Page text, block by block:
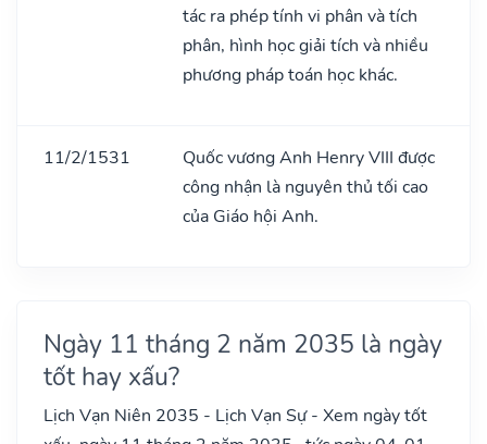
tác ra phép tính vi phân và tích
phân, hình học giải tích và nhiều
phương pháp toán học khác.
11/2/1531
Quốc vương Anh Henry VIII được
công nhận là nguyên thủ tối cao
của Giáo hội Anh.
Ngày 11 tháng 2 năm 2035 là ngày
tốt hay xấu?
Lịch Vạn Niên 2035 - Lịch Vạn Sự - Xem ngày tốt